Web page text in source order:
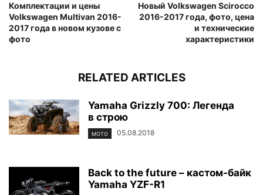
Комплектации и цены
Volkswagen Multivan 2016-
2017 года в новом кузове с
фото
Новый Volkswagen Scirocco
2016-2017 года, фото, цена
и технические
характеристики
RELATED ARTICLES
Yamaha Grizzly 700: Легенда
в строю
МОТО 05.08.2018
Back to the future – кастом-байк
Yamaha YZF-R1